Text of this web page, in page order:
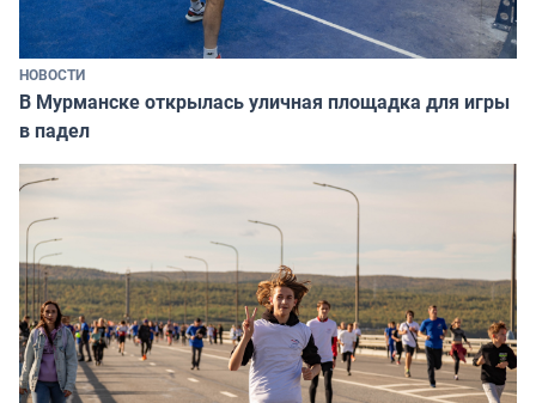
НОВОСТИ
В Мурманске открылась уличная площадка для игры
в падел